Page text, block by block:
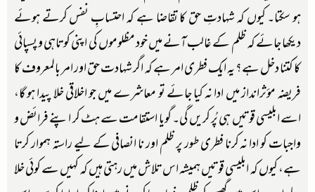
ہو سکتا۔ کیوں کہ شہادتِ حق کا تقاضا ہے کہ احتسابِ نفس کرتے ہوئے
دیکھا جائے کہ ظلم کے غالب آنے میں خود مظلوموں کی اپنی کوتاہی و پسپائی
کا کتنا دخل ہے؟ یہ ایک فطری امر ہے کہ اگر شہادت حق اور امر بالمعروف کا
فریضہ مؤثرانداز میں ادا نہ کیا جائے تو معاشرے میں جو اخلاقی خلا پیدا ہو گا،
اسے ابلیسی قوتیں ہی پُر کریں گی۔ گویا استقامت سے ہٹ کر اپنے فرائض و
واجبات کو ادا نہ کرنا فطری طور پر ظلم اور نا انصافی کے لیے راستہ ہموار کرتا
ہے، کیوں کہ ابلیسی قوتیں ہمیشہ اس تلاش میں رہتی ہیں کہ کہیں سے کوئی خلا